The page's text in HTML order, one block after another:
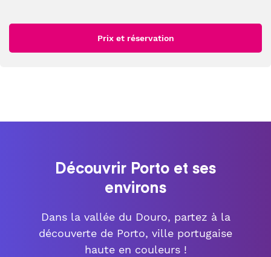
Prix et réservation
Découvrir Porto et ses
environs
Dans la vallée du Douro, partez à la
découverte de Porto, ville portugaise
haute en couleurs !